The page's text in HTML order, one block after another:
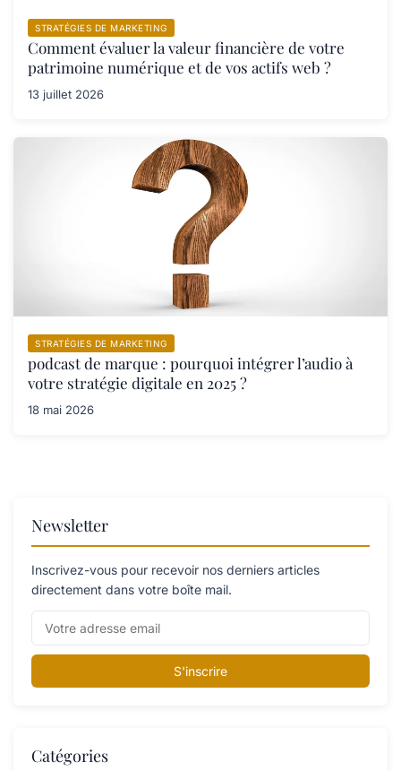
STRATÉGIES DE MARKETING
Comment évaluer la valeur financière de votre
patrimoine numérique et de vos actifs web ?
13 juillet 2026
STRATÉGIES DE MARKETING
podcast de marque : pourquoi intégrer l’audio à
votre stratégie digitale en 2025 ?
18 mai 2026
Newsletter
Inscrivez-vous pour recevoir nos derniers articles
directement dans votre boîte mail.
S'inscrire
Catégories